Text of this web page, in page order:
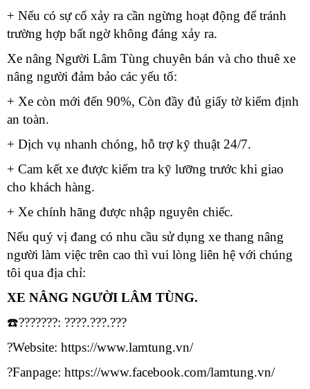
+ Nếu có sự cố xảy ra cần ngừng hoạt động để tránh
trường hợp bất ngờ không đáng xảy ra.
Xe nâng Người Lâm Tùng chuyên bán và cho thuê xe
nâng người đảm bảo các yếu tố:
+ Xe còn mới đến 90%, Còn đầy đủ giấy tờ kiểm định
an toàn.
+ Dịch vụ nhanh chóng, hỗ trợ kỹ thuật 24/7.
+ Cam kết xe được kiểm tra kỹ lưỡng trước khi giao
cho khách hàng.
+ Xe chính hãng được nhập nguyên chiếc.
Nếu quý vị đang có nhu cầu sử dụng xe thang nâng
người làm việc trên cao thì vui lòng liên hệ với chúng
tôi qua địa chỉ:
XE NÂNG NGƯỜI LÂM TÙNG.
☎️???????: ????.???.???
?Website: https://www.lamtung.vn/
?Fanpage: https://www.facebook.com/lamtung.vn/